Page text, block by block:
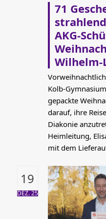
71
AKG-
Wilhelm-
Kolb-
gepackte
darauf, ihre
Diakonie
Heimleitung,
mit dem
19
DEZ. 25